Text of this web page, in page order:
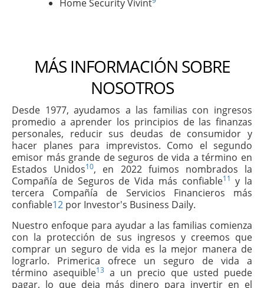
Home Security Vivint
MÁS INFORMACIÓN SOBRE
NOSOTROS
Desde 1977, ayudamos a las familias con ingresos
promedio a aprender los principios de las finanzas
personales, reducir sus deudas de consumidor y
hacer planes para imprevistos. Como el segundo
emisor más grande de seguros de vida a término en
Estados Unidos10, en 2022 fuimos nombrados la
Compañía de Seguros de Vida más confiable11 y la
tercera Compañía de Servicios Financieros más
confiable12 por Investor's Business Daily.
Nuestro enfoque para ayudar a las familias comienza
con la protección de sus ingresos y creemos que
comprar un seguro de vida es la mejor manera de
lograrlo. Primerica ofrece un seguro de vida a
término asequible13 a un precio que usted puede
pagar, lo que deja más dinero para invertir en el